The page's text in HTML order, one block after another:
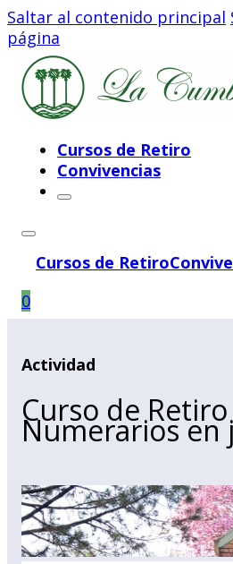
Saltar al contenido principal
página
Cursos de Retiro
Convivencias
Cursos de Retiro
0
Actividad
Curso de
Numerarios en